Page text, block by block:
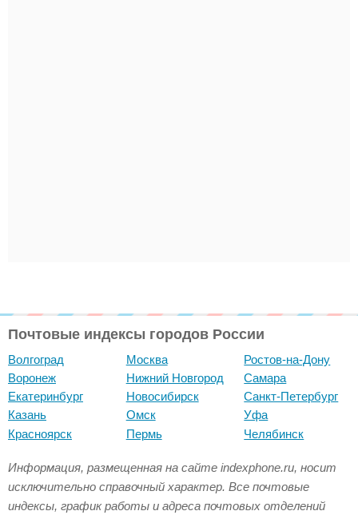
Почтовые индексы городов России
Волгоград
Воронеж
Екатеринбург
Казань
Красноярск
Москва
Нижний Новгород
Новосибирск
Омск
Пермь
Ростов-на-Дону
Самара
Санкт-Петербург
Уфа
Челябинск
Информация, размещенная на сайте indexphone.ru, носит
исключительно справочный характер. Все почтовые
индексы, график работы и адреса почтовых отделений